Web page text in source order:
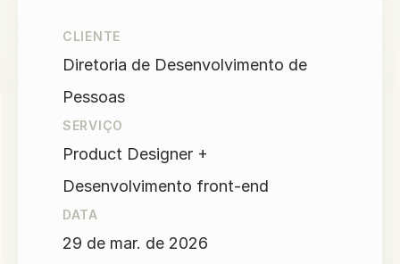
CLIENTE
Diretoria de Desenvolvimento de
Pessoas
SERVIÇO
Product Designer +
Desenvolvimento front-end
DATA
29 de mar. de 2026